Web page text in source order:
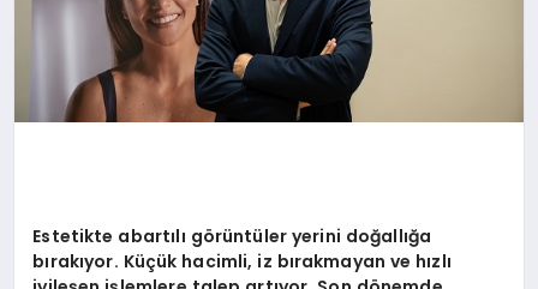
Estetikte abartılı görüntüler yerini doğallığa
bırakıyor. Küçük hacimli, iz bırakmayan ve hızlı